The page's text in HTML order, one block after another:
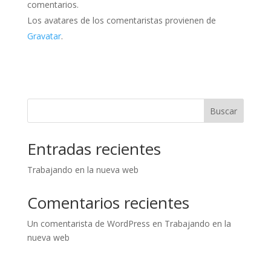
comentarios.
Los avatares de los comentaristas provienen de
Gravatar.
Buscar
Entradas recientes
Trabajando en la nueva web
Comentarios recientes
Un comentarista de WordPress en Trabajando en la
nueva web